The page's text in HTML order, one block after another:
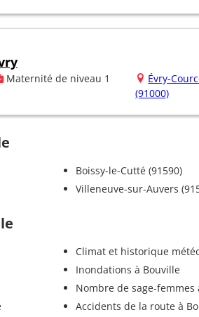
Maternité de niveau 1
Évry-
(91000)
Boissy-le-Cutté (91590)
Villeneuve-sur-Auvers
Climat et historique
Inondations à Bouville
Nombre de sage-femmes
Accidents de la route à